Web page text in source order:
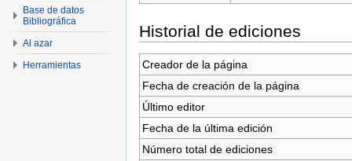
Historial de ediciones
Creador de la página
Fecha de creación de la página
Último editor
Fecha de la última edición
Número total de ediciones
Base de datos
Bibliográfica
Al azar
Herramientas